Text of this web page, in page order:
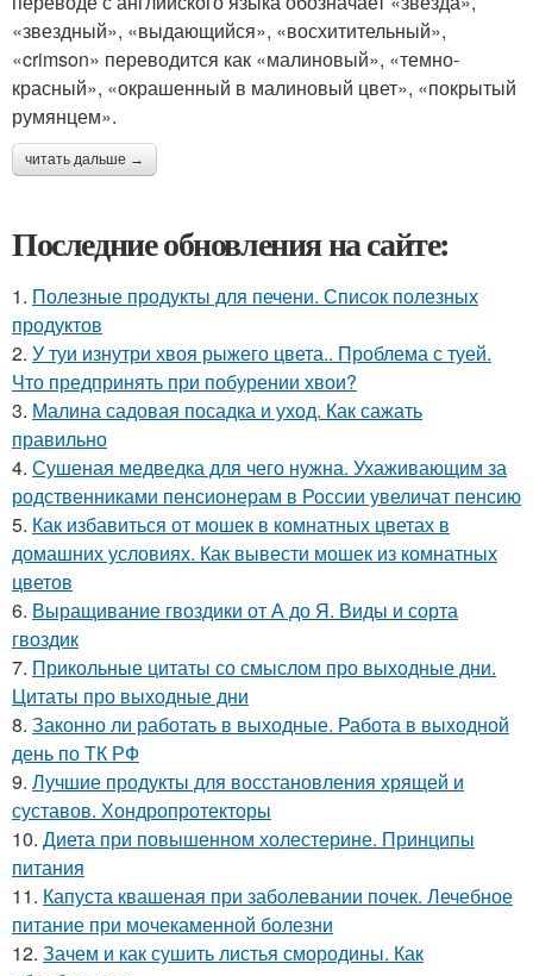
«звездный», «выдающийся», «восхитительный»,
«crimson» переводится как «малиновый», «темно-
красный», «окрашенный в малиновый цвет», «покрытый
румянцем».
читать дальше →
Последние обновления на сайте:
1. Полезные продукты для печени. Список полезных
продуктов
2. У туи изнутри хвоя рыжего цвета.. Проблема с туей.
Что предпринять при побурении хвои?
3. Малина садовая посадка и уход. Как сажать
правильно
4. Сушеная медведка для чего нужна. Ухаживающим за
родственниками пенсионерам в России увеличат пенсию
5. Как избавиться от мошек в комнатных цветах в
домашних условиях. Как вывести мошек из комнатных
цветов
6. Выращивание гвоздики от А до Я. Виды и сорта
гвоздик
7. Прикольные цитаты со смыслом про выходные дни.
Цитаты про выходные дни
8. Законно ли работать в выходные. Работа в выходной
день по ТК РФ
9. Лучшие продукты для восстановления хрящей и
суставов. Хондропротекторы
10. Диета при повышенном холестерине. Принципы
питания
11. Капуста квашеная при заболевании почек. Лечебное
питание при мочекаменной болезни
12. Зачем и как сушить листья смородины. Как